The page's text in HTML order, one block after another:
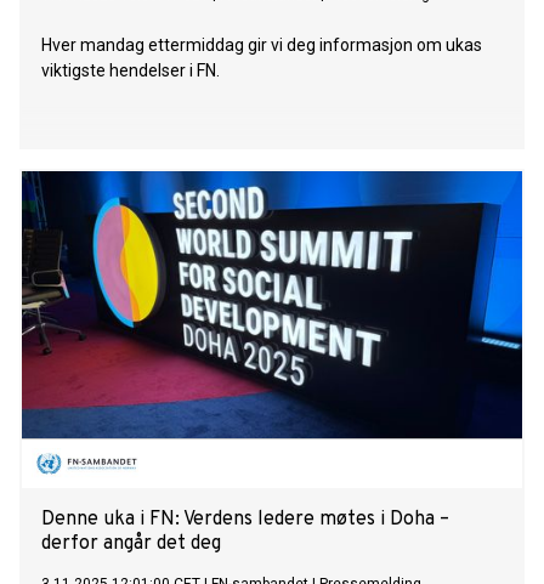
Hver mandag ettermiddag gir vi deg informasjon om ukas
viktigste hendelser i FN.
Denne uka i FN: Verdens ledere møtes i Doha –
derfor angår det deg